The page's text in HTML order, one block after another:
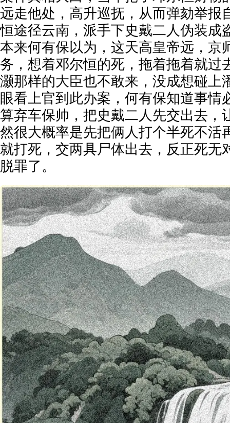
远走他处，高升巡抚，从而弹劾举报
恒途径云南，派手下史戴二人伪装成
本来何有保以为，这天高皇帝远，京
务，想着邓尔恒的死，拖着拖着就过
灏那样的大臣也不敢来，没成想碰上
眼看上官到此办案，何有保知道事情
算弃车保帅，把史戴二人先交出去，
然很大概率是先把俩人打个半死不活
就打死，交两具尸体出去，反正死无
脱罪了。